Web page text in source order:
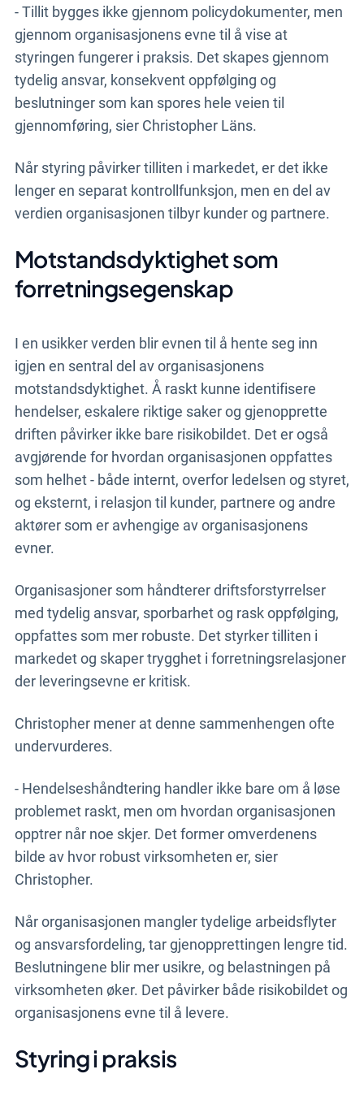
- Tillit bygges ikke gjennom policydokumenter, men
gjennom organisasjonens evne til å vise at
styringen fungerer i praksis. Det skapes gjennom
tydelig ansvar, konsekvent oppfølging og
beslutninger som kan spores hele veien til
gjennomføring, sier Christopher Läns.
Når styring påvirker tilliten i markedet, er det ikke
lenger en separat kontrollfunksjon, men en del av
verdien organisasjonen tilbyr kunder og partnere.
Motstandsdyktighet som
forretningsegenskap
I en usikker verden blir evnen til å hente seg inn
igjen en sentral del av organisasjonens
motstandsdyktighet. Å raskt kunne identifisere
hendelser, eskalere riktige saker og gjenopprette
driften påvirker ikke bare risikobildet. Det er også
avgjørende for hvordan organisasjonen oppfattes
som helhet - både internt, overfor ledelsen og styret,
og eksternt, i relasjon til kunder, partnere og andre
aktører som er avhengige av organisasjonens
evner.
Organisasjoner som håndterer driftsforstyrrelser
med tydelig ansvar, sporbarhet og rask oppfølging,
oppfattes som mer robuste. Det styrker tilliten i
markedet og skaper trygghet i forretningsrelasjoner
der leveringsevne er kritisk.
Christopher mener at denne sammenhengen ofte
undervurderes.
- Hendelseshåndtering handler ikke bare om å løse
problemet raskt, men om hvordan organisasjonen
opptrer når noe skjer. Det former omverdenens
bilde av hvor robust virksomheten er, sier
Christopher.
Når organisasjonen mangler tydelige arbeidsflyter
og ansvarsfordeling, tar gjenopprettingen lengre tid.
Beslutningene blir mer usikre, og belastningen på
virksomheten øker. Det påvirker både risikobildet og
organisasjonens evne til å levere.
Styring i praksis